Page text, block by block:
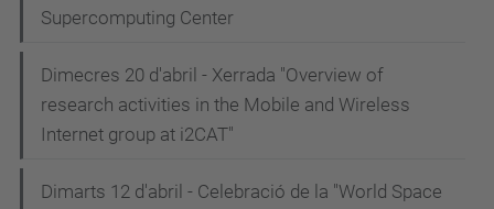
Supercomputing Center
Dimecres 20 d'abril - Xerrada "Overview of
research activities in the Mobile and Wireless
Internet group at i2CAT"
Dimarts 12 d'abril - Celebració de la "World Space